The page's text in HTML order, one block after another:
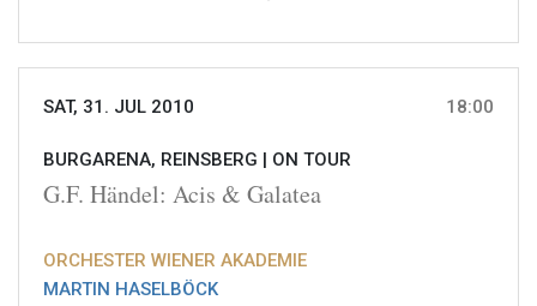
SAT, 31. JUL 2010 18:00
BURGARENA, REINSBERG | ON TOUR
G.F. Händel: Acis & Galatea
ORCHESTER WIENER AKADEMIE
MARTIN HASELBÖCK